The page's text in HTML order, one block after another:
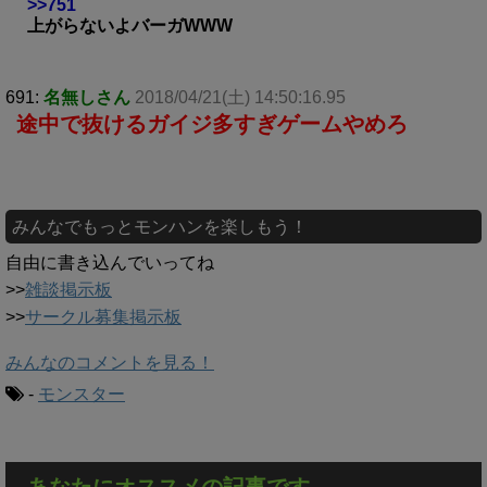
>>751
上がらないよバーガWWW
691: 名無しさん 2018/04/21(土) 14:50:16.95
途中で抜けるガイジ多すぎゲームやめろ
みんなでもっとモンハンを楽しもう！
自由に書き込んでいってね
>>雑談掲示板
>>サークル募集掲示板
みんなのコメントを見る！
- モンスター